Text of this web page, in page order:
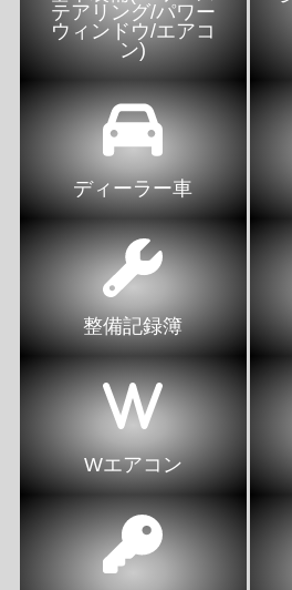
テアリング/パワー
ウィンドウ/エアコ
ン)
ディーラー車
整備記録簿
Wエアコン